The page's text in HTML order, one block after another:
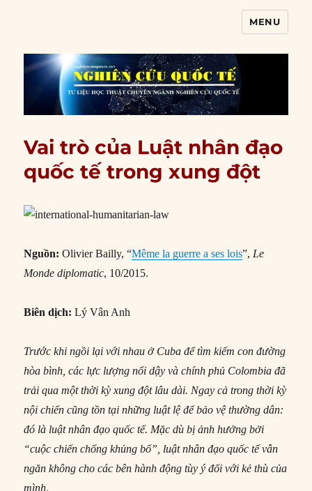
MENU
Vai trò của Luật nhân đạo
quốc tế trong xung đột
Nguồn: Olivier Bailly, “Même la guerre a ses lois”, Le
Monde diplomatic, 10/2015.
Biên dịch: Lý Vân Anh
Trước khi ngồi lại với nhau ở Cuba để tìm kiếm con đường
hòa bình, các lực lượng nổi dậy và chính phủ Colombia đã
trải qua một thời kỳ xung đột lâu dài. Ngay cả trong thời kỳ
nội chiến cũng tồn tại những luật lệ để bảo vệ thường dân:
đó là luật nhân đạo quốc tế. Mặc dù bị ảnh hưởng bởi
“cuộc chiến chống khủng bố”, luật nhân đạo quốc tế vẫn
ngăn không cho các bên hành động tùy ý đối với kẻ thù của
mình.